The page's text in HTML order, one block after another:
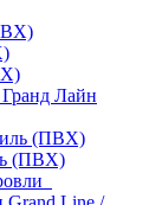
Лайн
(ПВХ)
(ПВХ)